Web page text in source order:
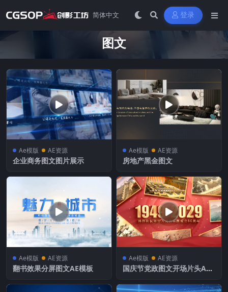
登录
图文
Ae模版 AE资源
企业商务图文图片展示
Ae模版 AE资源
房地产黑金图文
Ae模版 AE资源
翻书效果分屏图文AE模板
Ae模版 AE资源
国庆节党政图文开场片头AE